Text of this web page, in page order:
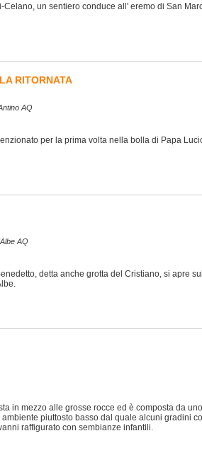
Celano, un sentiero conduce all' eremo di San
RITORNATA
AQ
per la prima volta nella bolla di Papa
AQ
detta anche grotta del Cristiano, si apre
in mezzo alle grosse rocce ed è composta da
piuttosto basso dal quale alcuni gradini
raffigurato con sembianze infantili.